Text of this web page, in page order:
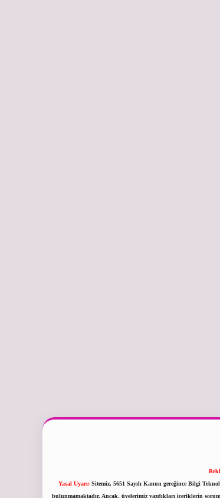
Yasal Uyarı: Sitemiz, 5651 Sayılı Kanun gereğince Bilgi
bulunmamaktadır. Ancak, üyelerimiz yazdıkları içeriklerin